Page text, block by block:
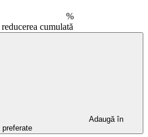
%
cumulată
Adaugă în
preferate